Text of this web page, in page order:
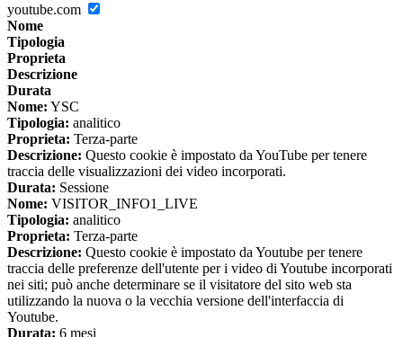
youtube.com
Nome
Tipologia
Proprieta
Descrizione
Durata
Nome: YSC
Tipologia: analitico
Proprieta: Terza-parte
Descrizione: Questo cookie è impostato da YouTube per tenere
traccia delle visualizzazioni dei video incorporati.
Durata: Sessione
Nome: VISITOR_INFO1_LIVE
Tipologia: analitico
Proprieta: Terza-parte
Descrizione: Questo cookie è impostato da Youtube per tenere
traccia delle preferenze dell'utente per i video di Youtube incorporati
nei siti; può anche determinare se il visitatore del sito web sta
utilizzando la nuova o la vecchia versione dell'interfaccia di
Youtube.
Durata: 6 mesi